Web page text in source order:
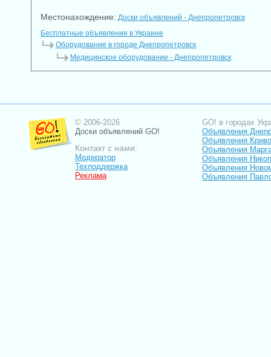
Местонахождение: Доски объявлений - Днепропетровск
Бесплатные объявления в Украине
Оборудование в городе Днепропетровск
Медицинское оборудование - Днепропетровск
© 2006-2026
Доски объявлений GO!
Контакт с нами:
Модератор
Техподдержка
Реклама
GO! в городах
Объявления
Объявления
Объявления
Объявления
Объявления
Объявления